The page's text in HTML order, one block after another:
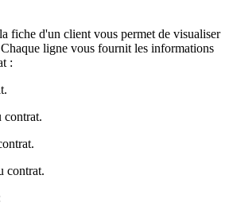
fiche d'un client vous permet de visualiser
ligne vous fournit les informations
:
contrat.
contrat.